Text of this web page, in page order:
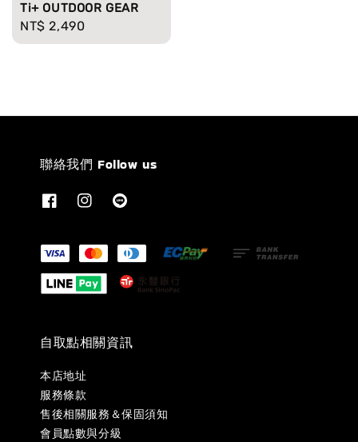
Ti+ OUTDOOR GEAR
Regular
price
NT$ 2,490
聯絡我們 Follow us
自取點相關資訊
本店地址
服務條款
售後相關服務＆保固須知
會員點數與分級